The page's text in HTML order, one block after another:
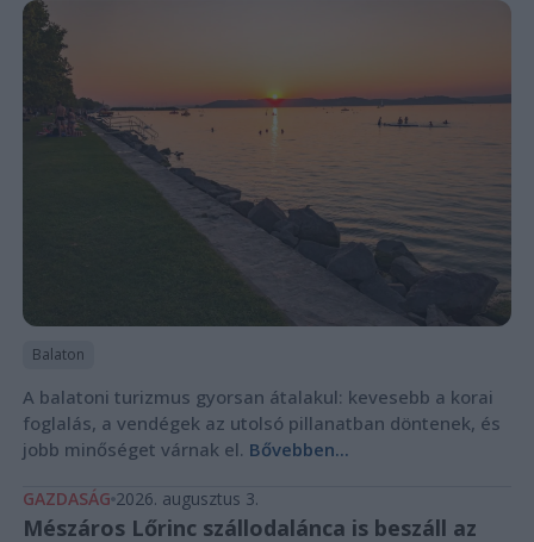
Balaton
A balatoni turizmus gyorsan átalakul: kevesebb a korai
foglalás, a vendégek az utolsó pillanatban döntenek, és
jobb minőséget várnak el. Bővebben...
GAZDASÁG 2026. augusztus 3.
Mészáros Lőrinc szállodalánca is beszáll az